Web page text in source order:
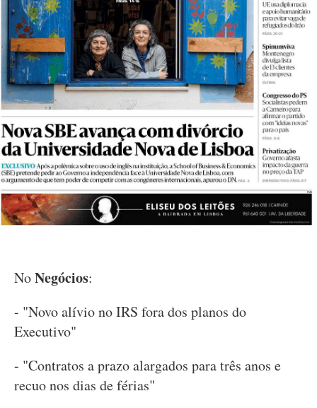
NoNegócios:
- "Novo alívio no IRS fora dos planos do
Executivo"
- "Contratos a prazo alargados para três anos e
recuo nos dias de férias"